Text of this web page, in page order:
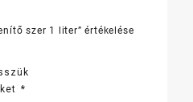
szer 1 liter” értékelése
*